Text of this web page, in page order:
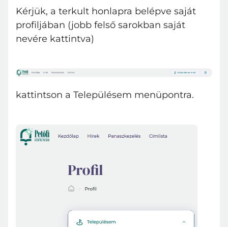
Kérjük, a terkult honlapra belépve saját
profiljában (jobb felső sarokban saját
nevére kattintva)
kattintson a Településem menüpontra.